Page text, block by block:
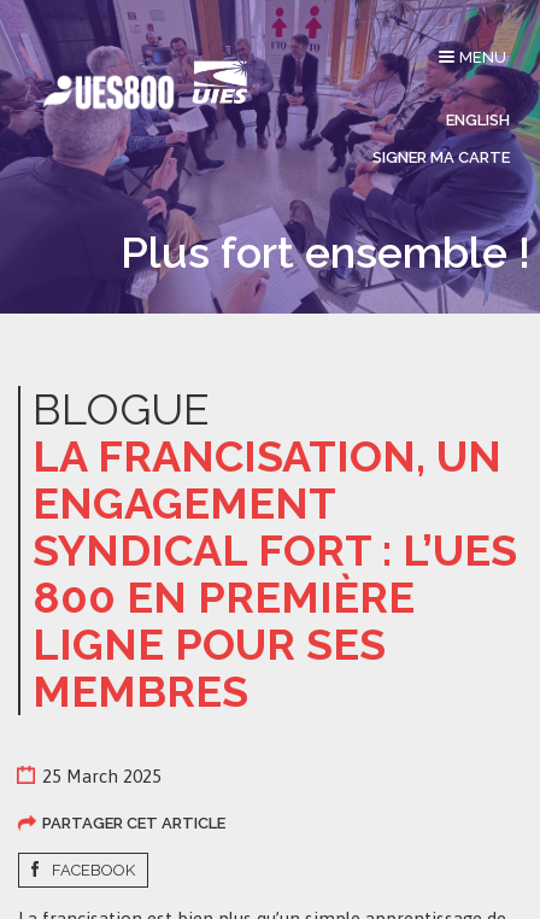
Affichage
du
menu
MENU
ENGLISH
SIGNER MA CARTE
Plus fort ensemble !
BLOGUE
LA FRANCISATION, UN
ENGAGEMENT
SYNDICAL FORT : L’UES
800 EN PREMIÈRE
LIGNE POUR SES
MEMBRES
25 March 2025
PARTAGER CET ARTICLE
FACEBOOK